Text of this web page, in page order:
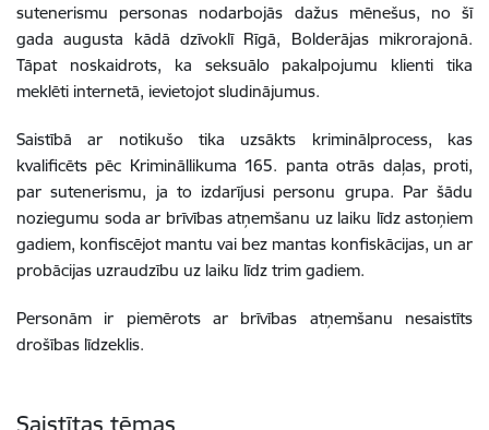
sutenerismu personas nodarbojās dažus mēnešus, no šī
gada augusta kādā dzīvoklī Rīgā, Bolderājas mikrorajonā.
Tāpat noskaidrots, ka seksuālo pakalpojumu klienti tika
meklēti internetā, ievietojot sludinājumus.
Saistībā ar notikušo tika uzsākts kriminālprocess, kas
kvalificēts pēc Krimināllikuma 165. panta otrās daļas, proti,
par sutenerismu, ja to izdarījusi personu grupa. Par šādu
noziegumu soda ar brīvības atņemšanu uz laiku līdz astoņiem
gadiem, konfiscējot mantu vai bez mantas konfiskācijas, un ar
probācijas uzraudzību uz laiku līdz trim gadiem.
Personām ir piemērots ar brīvības atņemšanu nesaistīts
drošības līdzeklis.
Saistītas tēmas